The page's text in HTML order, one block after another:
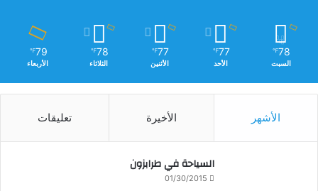
78
℉
السبت
77
℉
الأحد
77
℉
الأثنين
78
℉
الثلاثاء
79
℉
الأربعاء
الأشهر الأخيرة تعليقات
السياحة في طرابزون
01/30/2015